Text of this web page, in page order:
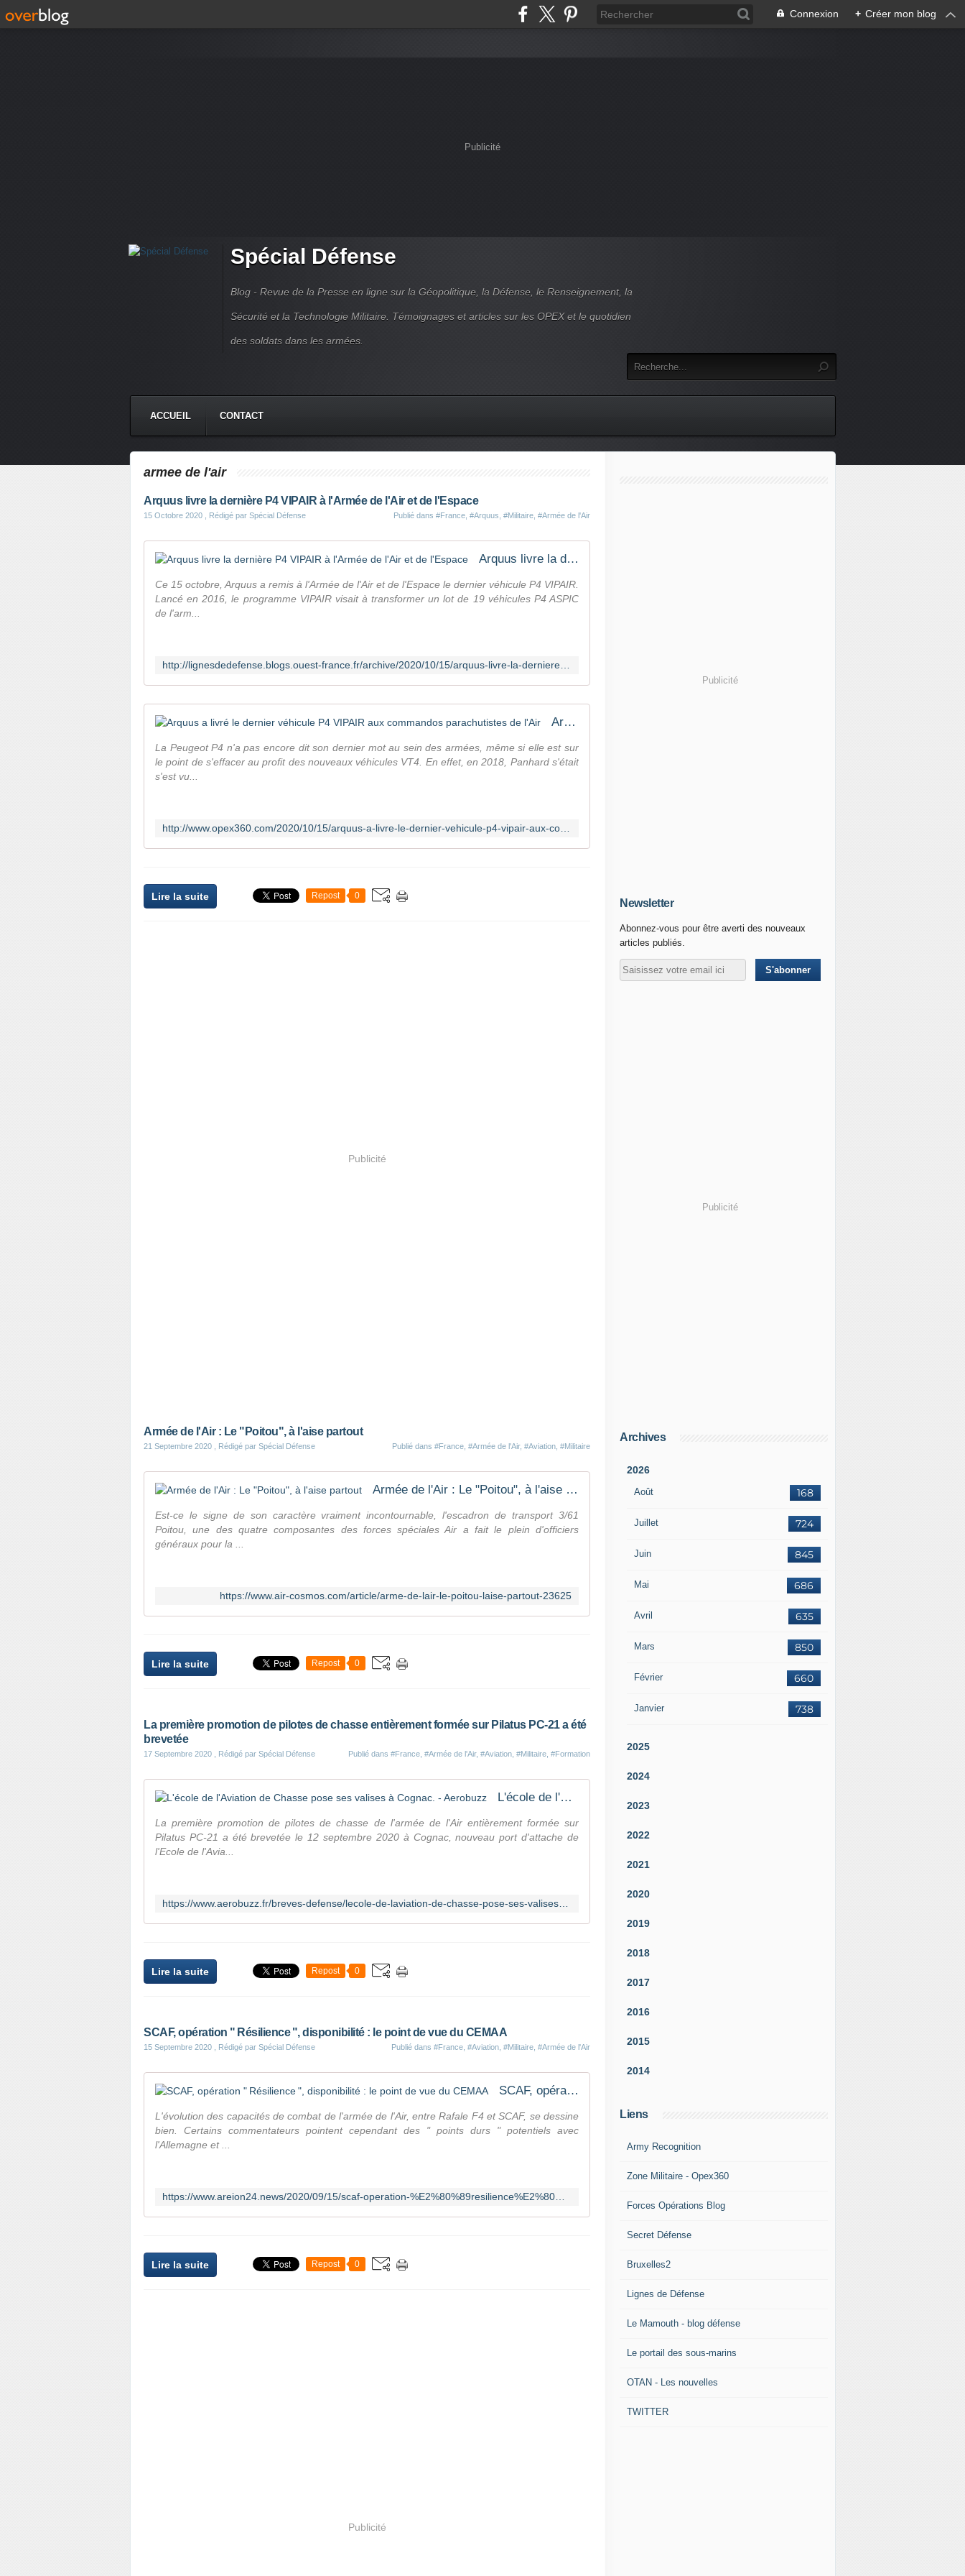
Connexion + Créer mon blog
Publicité
Spécial Défense
Blog - Revue de la Presse en ligne sur la Géopolitique, la Défense, le Renseignement, la
Sécurité et la Technologie Militaire. Témoignages et articles sur les OPEX et le quotidien
des soldats dans les armées.
ACCUEIL CONTACT
armee de l'air
Arquus livre la dernière P4 VIPAIR à l'Armée de l'Air et de l'Espace
15 Octobre 2020 , Rédigé par Spécial Défense Publié dans #France #Arquus #Militaire #Armée de l'Air
Arquus livre la dernière P4 VIPAIR à l'Armée de l'Air et de l'Espace
Ce 15 octobre, Arquus a remis à l'Armée de l'Air et de l'Espace le dernier véhicule P4 VIPAIR.
Lancé en 2016, le programme VIPAIR visait à transformer un lot de 19 véhicules P4 ASPIC
de l'arm...
Arquus a livré le dernier véhicule P4 VIPAIR aux commandos parachutistes de l'Air
La Peugeot P4 n'a pas encore dit son dernier mot au sein des armées, même si elle est sur
le point de s'effacer au profit des nouveaux véhicules VT4. En effet, en 2018, Panhard s'était
s'est vu...
Lire la suite Repost 0
Publicité
Armée de l'Air : Le "Poitou", à l'aise partout
21 Septembre 2020 , Rédigé par Spécial Défense Publié dans #France #Armée de l'Air, #Aviation #Militaire
Armée de l'Air : Le "Poitou", à l'aise partout
Est-ce le signe de son caractère vraiment incontournable, l'escadron de transport 3/61
Poitou, une des quatre composantes des forces spéciales Air a fait le plein d'officiers
généraux pour la ...
https://www.air-cosmos.com/article/arme-de-lair-le-poitou-laise-partout-23625
Lire la suite Repost 0
La première promotion de pilotes de chasse entièrement formée sur Pilatus PC-21 a été
brevetée
17 Septembre 2020 , Rédigé par Spécial Défense Publié dans #France #Armée de l'Air, #Aviation #Militaire #Formation
L'école de l'Aviation de Chasse pose ses valises à Cognac. - Aerobuzz
La première promotion de pilotes de chasse de l'armée de l'Air entièrement formée sur
Pilatus PC-21 a été brevetée le 12 septembre 2020 à Cognac, nouveau port d'attache de
l'Ecole de l'Avia...
Lire la suite Repost 0
SCAF, opération " Résilience ", disponibilité : le point de vue du CEMAA
15 Septembre 2020 , Rédigé par Spécial Défense Publié dans #France #Aviation #Militaire #Armée de l'Air
SCAF, opération " Résilience ", disponibilité : le point de vue du CEMAA
L'évolution des capacités de combat de l'armée de l'Air, entre Rafale F4 et SCAF, se dessine
bien. Certains commentateurs pointent cependant des " points durs " potentiels avec
l'Allemagne et ...
Lire la suite Repost 0
Publicité
Publicité
Newsletter
Abonnez-vous pour être averti des nouveaux
articles publiés.
Publicité
Archives
2026
Août 168
Juillet 724
Juin 845
Mai 686
Avril 635
Mars 850
Février 660
Janvier 738
2025
2024
2023
2022
2021
2020
2019
2018
2017
2016
2015
2014
Liens
Army Recognition
Zone Militaire - Opex360
Forces Opérations Blog
Secret Défense
Bruxelles2
Lignes de Défense
Le Mamouth - blog défense
Le portail des sous-marins
OTAN - Les nouvelles
TWITTER